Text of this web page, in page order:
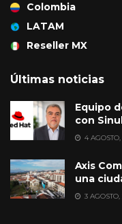
Colombia
LATAM
Reseller MX
Últimas noticias
Equipo
con
4
Axis
una
3